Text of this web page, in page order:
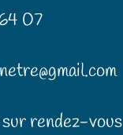
07
rendez-vous